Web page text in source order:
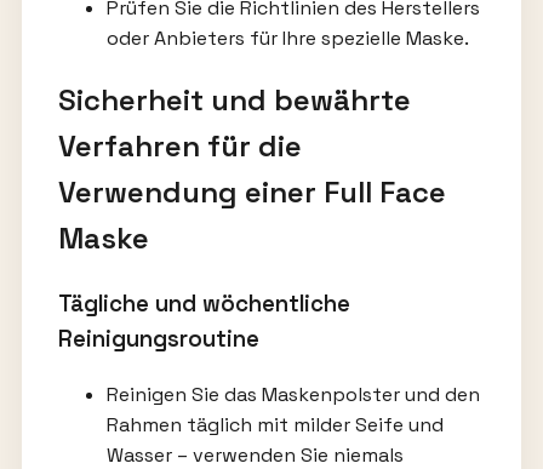
Prüfen Sie die Richtlinien des Herstellers
oder Anbieters für Ihre spezielle Maske.
Sicherheit und bewährte
Verfahren für die
Verwendung einer Full Face
Maske
Tägliche und wöchentliche
Reinigungsroutine
Reinigen Sie das Maskenpolster und den
Rahmen täglich mit milder Seife und
Wasser – verwenden Sie niemals